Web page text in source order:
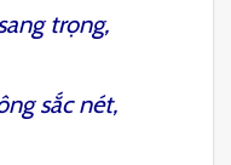
trọng,
sắc nét,